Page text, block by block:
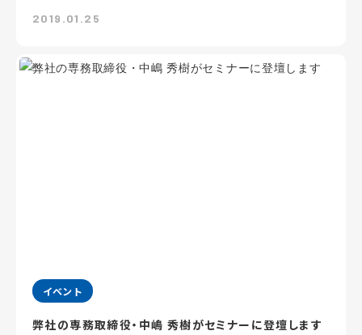
2019.01.25
イベント
弊社の専務取締役・中嶋 秀樹がセミナーに登壇します